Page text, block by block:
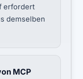
erfordert
demselben
MCP